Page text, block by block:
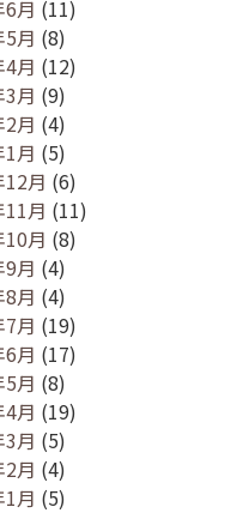
月 (11)
月 (8)
月 (12)
月 (9)
月 (4)
月 (5)
月 (6)
月 (11)
月 (8)
月 (4)
月 (4)
月 (19)
月 (17)
月 (8)
月 (19)
月 (5)
月 (4)
月 (5)